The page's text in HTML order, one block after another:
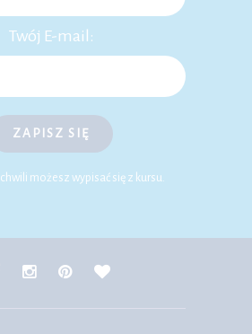
Twój E-mail:
ZAPISZ SIĘ
chwili możesz wypisać się z kursu.